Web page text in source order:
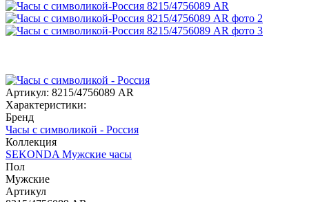
Артикул: 8215/4756089 AR
Характеристики:
Бренд
Часы с символикой - Россия
Коллекция
SEKONDA Мужские часы
Пол
Мужские
Артикул